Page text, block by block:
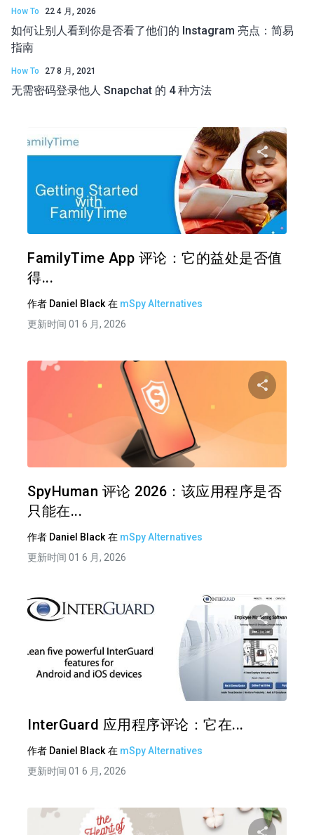
How To 22 4 月, 2026
如何让别人看到你是否看了他们的 Instagram 亮点：简易
指南
How To 27 8 月, 2021
无需密码登录他人 Snapchat 的 4 种方法
分
FamilyTime App 评论：它的益处是否值
得...
作者 Daniel Black 在 mSpy Alternatives
更新时间 01 6 月, 2026
SpyHuman 评论 2026：该应用程序是否
只能在...
作者 Daniel Black 在 mSpy Alternatives
更新时间 01 6 月, 2026
InterGuard 应用程序评论：它在...
作者 Daniel Black 在 mSpy Alternatives
更新时间 01 6 月, 2026